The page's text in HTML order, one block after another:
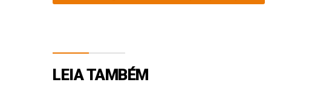
LEIA TAMBÉM